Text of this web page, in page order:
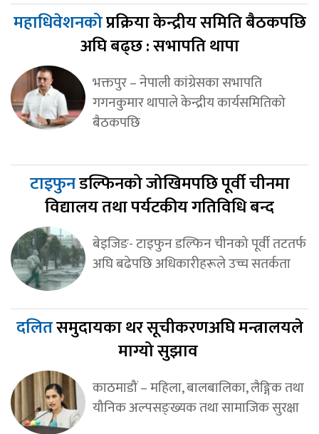
महाधिवेशनकोप्रक्रिया केन्द्रीय समिति बैठकपछि
अघि बढ्छ : सभापति थापा
भक्तपुर – नेपाली कांग्रेसका सभापति
गगनकुमार थापाले केन्द्रीय कार्यसमितिको
बैठकपछि
टाइफुनडल्फिनको जोखिमपछि पूर्वी चीनमा
विद्यालय तथा पर्यटकीय गतिविधि बन्द
बेइजिङ- टाइफुन डल्फिन चीनको पूर्वी तटतर्फ
अघि बढेपछि अधिकारीहरूले उच्च सतर्कता
दलितसमुदायका थर सूचीकरणअघि मन्त्रालयले
माग्यो सुझाव
काठमाडौं – महिला, बालबालिका, लैङ्गिक तथा
यौनिक अल्पसङ्ख्यक तथा सामाजिक सुरक्षा